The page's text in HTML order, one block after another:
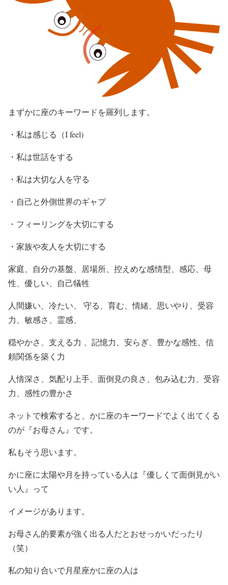
まずかに座のキーワードを羅列します。
・私は感じる（I feel)
・私は世話をする
・私は大切な人を守る
・自己と外側世界のギャプ
・フィーリングを大切にする
・家族や友人を大切にする
家庭、自分の基盤、居場所、控えめな感情型、感応、母
性、優しい、自己犠牲
人間嫌い、冷たい、 守る、育む、情緒、思いやり、受容
力、敏感さ、霊感、
穏やかさ、支える力 、記憶力、安らぎ、豊かな感性、信
頼関係を築く力
人情深さ、気配り上手、面倒見の良さ、包み込む力、受容
力、感性の豊かさ
ネットで検索すると、かに座のキーワードでよく出てくる
のが『お母さん』です。
私もそう思います。
かに座に太陽や月を持っている人は『優しくて面倒見がい
い人』って
イメージがあります。
お母さん的要素が強く出る人だとおせっかいだったり
（笑）
私の知り合いで月星座かに座の人は